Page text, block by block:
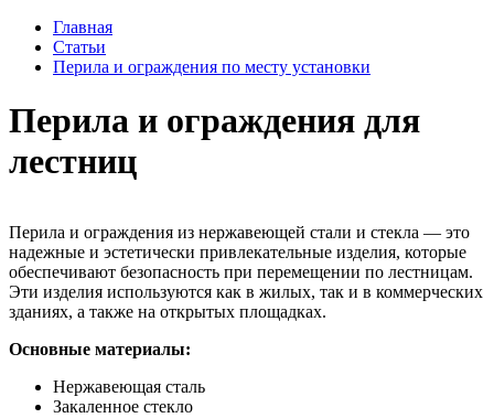
Главная
Статьи
Перила и ограждения по месту установки
Перила и ограждения для
лестниц
Перила и ограждения из нержавеющей стали и стекла — это
надежные и эстетически привлекательные изделия, которые
обеспечивают безопасность при перемещении по лестницам.
Эти изделия используются как в жилых, так и в коммерческих
зданиях, а также на открытых площадках.
Основные материалы:
Нержавеющая сталь
Закаленное стекло